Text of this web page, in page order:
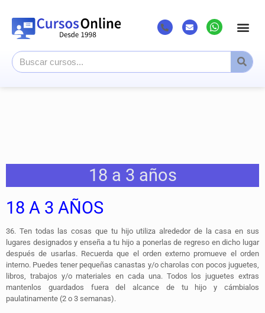
18 a 3 años
18 A 3 AÑOS
36. Ten todas las cosas que tu hijo utiliza alrededor de la casa en sus
lugares designados y enseña a tu hijo a ponerlas de regreso en dicho lugar
después de usarlas. Recuerda que el orden externo promueve el orden
interno. Puedes tener pequeñas canastas y/o charolas con pocos juguetes,
libros, trabajos y/o materiales en cada una. Todos los juguetes extras
mantenlos guardados fuera del alcance de tu hijo y cámbialos
paulatinamente (2 o 3 semanas).